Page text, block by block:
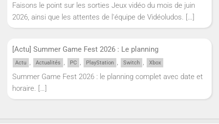
Faisons le point sur les sorties Jeux vidéo du mois de juin
2026, ainsi que les attentes de l'équipe de Vidéoludos. […]
[Actu] Summer Game Fest 2026 : Le planning
Actu , Actualités , PC , PlayStation , Switch , Xbox
Summer Game Fest 2026 : le planning complet avec date et
horaire. […]